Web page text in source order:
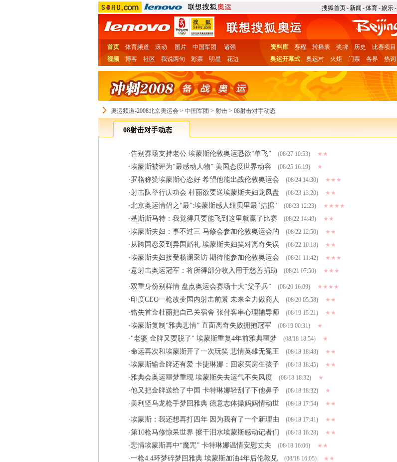
搜狐首页-新闻 -体育-娱乐-
首页 体育频道 滚动 图片 中国军团
诸强
视频
博客 社区 我说两句 彩票 明星 花边
资料库 赛程 转播表 奖牌 历史
比赛项目
奥运开幕式
奥运村 火炬 门票 各界 热词
奥运频道-2008北京奥运会 > 中国军团 > 射击 > 08射击对手动态
08射击对手动态
·告别赛场支持老公 埃蒙斯伦敦奥运恐欲“单飞” (08/27 10:53) ★★
·埃蒙斯被评为“最感动人物” 美国态度世界动容 (08/25 16:19) ★
· 罗格称赞埃蒙斯心态好 希望他能出战伦敦奥运会 (08/24 14:30) ★★★
·射击队举行庆功会 杜丽欲要送埃蒙斯夫妇龙凤盘 (08/23 13:20) ★★
·北京奥运情侣之"最":埃蒙斯感人纽贝里最"拮据" (08/23 12:23) ★★★★
·基斯斯马特：我觉得只要能飞到这里就赢了比赛 (08/22 14:49) ★★
·埃蒙斯夫妇：事不过三 马修会参加伦敦奥运会的 (08/22 12:50) ★★
· 从跨国恋爱到异国婚礼 埃蒙斯夫妇笑对离奇失误 (08/22 10:18) ★★
·埃蒙斯夫妇接受杨澜采访 期待能参加伦敦奥运会 (08/21 11:42) ★★★
·意射击奥运冠军：将所得部分收入用于慈善捐助 (08/21 07:50) ★★★
·双重身份别样情 盘点奥运会赛场十大“父子兵” (08/20 16:09) ★★★★
· 印度CEO一枪改变国内射击前景 未来全力做商人 (08/20 05:58) ★★
·错失首金杜丽把自己关宿舍 张付客串心理辅导师 (08/19 15:21) ★★
·埃蒙斯复制“雅典悲情” 直面离奇失败拥抱冠军 (08/19 00:31) ★
· "老婆 金牌又耍脱了" 埃蒙斯重复4年前雅典噩梦 (08/18 18:54) ★
·命运再次和埃蒙斯开了一次玩笑 悲情英雄无冕王 (08/18 18:48) ★★
·埃蒙斯输金牌还有爱 卡捷琳娜：回家买房生孩子 (08/18 18:45) ★★
·雅典会奥运噩梦重现 埃蒙斯失去运气不失风度 (08/18 18:32) ★
·他又把金牌送给了中国 卡特琳娜轻刮了下他鼻子 (08/18 18:32) ★
· 美利坚乌龙枪手梦回雅典 德意志体操妈妈情动世 (08/18 17:54) ★★
·埃蒙斯：我还想再打四年 因为我有了一个新理由 (08/18 17:41) ★★
·第10枪马修惊呆世界 擦干泪水埃蒙斯感动记者们 (08/18 16:28) ★★
·悲情埃蒙斯再中“魔咒” 卡特琳娜温情安慰丈夫 (08/18 16:06) ★★
·一枪4.4环梦碎梦回雅典 埃蒙斯加油4年后伦敦见 (08/18 16:05) ★★